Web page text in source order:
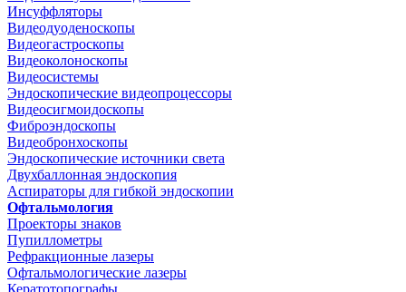
Инсуффляторы
Видеодуоденоскопы
Видеогастроскопы
Видеоколоноскопы
Видеосистемы
Эндоскопические видеопроцессоры
Видеосигмоидоскопы
Фиброэндоскопы
Видеобронхоскопы
Эндоскопические источники света
Двухбаллонная эндоскопия
Аспираторы для гибкой эндоскопии
Офтальмология
Проекторы знаков
Пупиллометры
Рефракционные лазеры
Офтальмологические лазеры
Кератотопографы